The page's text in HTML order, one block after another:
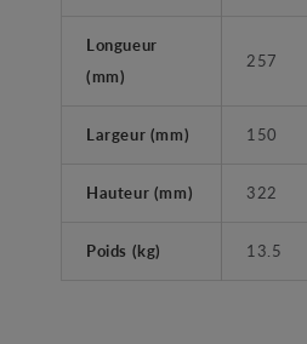
Longueur
(mm)
257
Largeur (mm) 150
Hauteur (mm) 322
Poids (kg) 13.5